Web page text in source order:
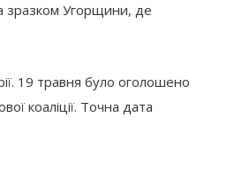
зразком Угорщини, де
19 травня було оголошено
коаліції. Точна дата